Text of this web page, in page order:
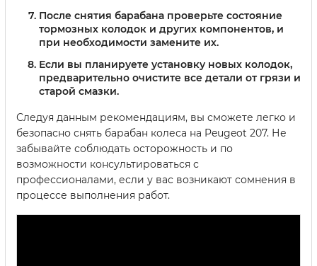
После снятия барабана проверьте состояние
тормозных колодок и других компонентов, и
при необходимости замените их.
Если вы планируете установку новых колодок,
предварительно очистите все детали от грязи и
старой смазки.
Следуя данным рекомендациям, вы сможете легко и
безопасно снять барабан колеса на Peugeot 207. Не
забывайте соблюдать осторожность и по
возможности консультироваться с
профессионалами, если у вас возникают сомнения в
процессе выполнения работ.